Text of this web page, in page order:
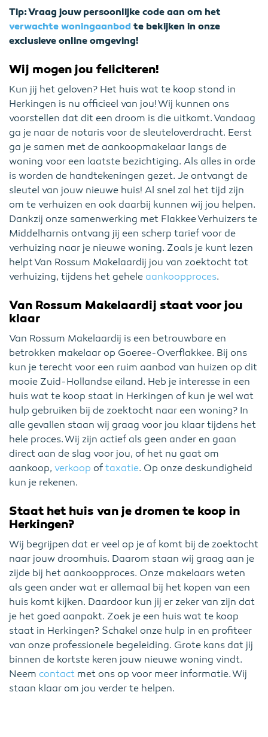
Tip: Vraag jouw persoonlijke code aan om het
verwachte woningaanbod te bekijken in onze
exclusieve online omgeving!
Wij mogen jou feliciteren!
Kun jij het geloven? Het huis wat te koop stond in
Herkingen is nu officieel van jou! Wij kunnen ons
voorstellen dat dit een droom is die uitkomt. Vandaag
ga je naar de notaris voor de sleuteloverdracht. Eerst
ga je samen met de aankoopmakelaar langs de
woning voor een laatste bezichtiging. Als alles in orde
is worden de handtekeningen gezet. Je ontvangt de
sleutel van jouw nieuwe huis! Al snel zal het tijd zijn
om te verhuizen en ook daarbij kunnen wij jou helpen.
Dankzij onze samenwerking met Flakkee Verhuizers te
Middelharnis ontvang jij een scherp tarief voor de
verhuizing naar je nieuwe woning. Zoals je kunt lezen
helpt Van Rossum Makelaardij jou van zoektocht tot
verhuizing, tijdens het gehele aankoopproces.
Van Rossum Makelaardij staat voor jou
klaar
Van Rossum Makelaardij is een betrouwbare en
betrokken makelaar op Goeree-Overflakkee. Bij ons
kun je terecht voor een ruim aanbod van huizen op dit
mooie Zuid-Hollandse eiland. Heb je interesse in een
huis wat te koop staat in Herkingen of kun je wel wat
hulp gebruiken bij de zoektocht naar een woning? In
alle gevallen staan wij graag voor jou klaar tijdens het
hele proces. Wij zijn actief als geen ander en gaan
direct aan de slag voor jou, of het nu gaat om
aankoop, verkoop of taxatie. Op onze deskundigheid
kun je rekenen.
Staat het huis van je dromen te koop in
Herkingen?
Wij begrijpen dat er veel op je af komt bij de zoektocht
naar jouw droomhuis. Daarom staan wij graag aan je
zijde bij het aankoopproces. Onze makelaars weten
als geen ander wat er allemaal bij het kopen van een
huis komt kijken. Daardoor kun jij er zeker van zijn dat
je het goed aanpakt. Zoek je een huis wat te koop
staat in Herkingen? Schakel onze hulp in en profiteer
van onze professionele begeleiding. Grote kans dat jij
binnen de kortste keren jouw nieuwe woning vindt.
Neem contact met ons op voor meer informatie. Wij
staan klaar om jou verder te helpen.